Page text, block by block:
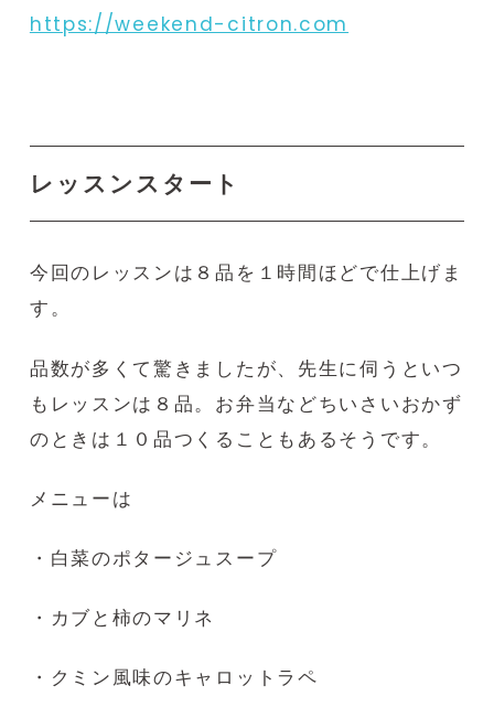
https://weekend-citron.com
レッスンスタート
今回のレッスンは８品を１時間ほどで仕上げま
す。
品数が多くて驚きましたが、先生に伺うといつ
もレッスンは８品。お弁当などちいさいおかず
のときは１０品つくることもあるそうです。
メニューは
・白菜のポタージュスープ
・カブと柿のマリネ
・クミン風味のキャロットラペ